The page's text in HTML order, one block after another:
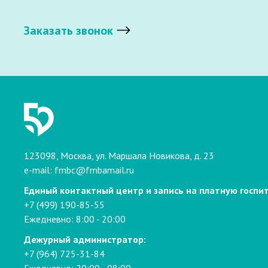
Заказать звонок
123098, Москва, ул. Маршала Новикова, д. 23
e-mail: fmbc@fmbamail.ru
Единый контактный центр и запись на платную
+7 (499) 190-85-55
Ежедневно: 8:00 - 20:00
Дежурный администратор:
+7 (964) 725-31-84